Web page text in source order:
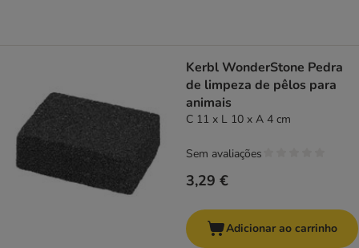
Kerbl WonderStone Pedra
de limpeza de pêlos para
animais
C 11 x L 10 x A 4 cm
3,29 €
Sem avaliações
Adicionar ao carrinho